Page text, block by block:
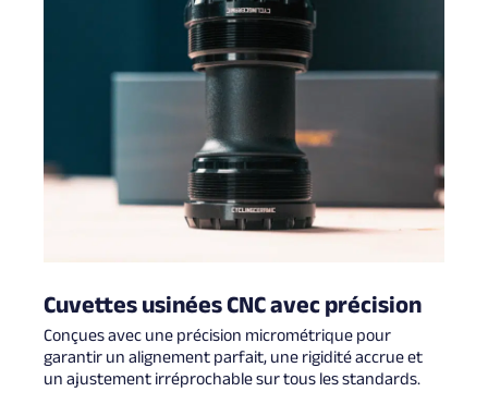
Cuvettes usinées CNC avec précision
Conçues avec une précision micrométrique pour
garantir un alignement parfait, une rigidité accrue et
un ajustement irréprochable sur tous les standards.